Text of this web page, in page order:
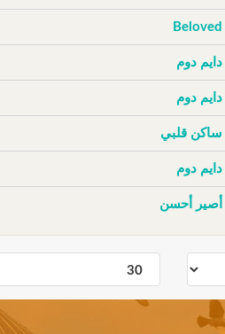
Beloved
دايم دوم
دايم دوم
ساكن قلبي
دايم دوم
أصير أحسن